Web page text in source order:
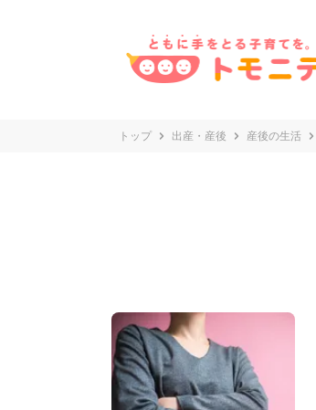
トップ 出産・産後 産後の生活